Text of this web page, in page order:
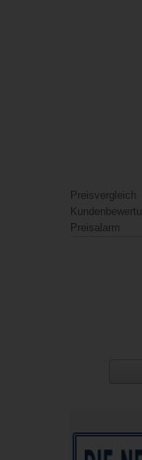
Preisvergleich
Preisalarm